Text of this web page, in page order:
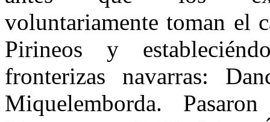
voluntariamente toman el
Pirineos y
fronterizas navarras:
Miquelemborda.